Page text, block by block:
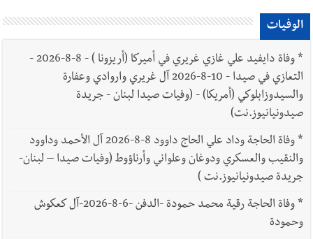
الوفيات
*
وفاة دايفيد علي غازي غريري في أميركا (أريزونا ) - 8-8-2026 -
التعازي في صيدا - 10-8-2026 آل غريري واروادي وعفارة
والسيدوزابلوكي (أمريكا) - (وفيات صيدا لبنان - جريدة
صيدونيانيوز.نت)
*
وفاة الحاجة وداد علي الحاج داوود 8-8-2026 آل الأحمد وداوود
والنقيب والعسكري ودوغان وعلواني وأرناؤوط (وفيات صيدا – لبنان-
جريدة صيدونيانيوز.نت )
*
وفاة الحاجة رقية محمد حمودة -الدفن -6-8-2026-آل كعكوش
وحمودة